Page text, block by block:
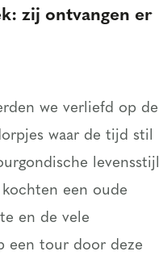
zij ontvangen er
we verliefd op de
waar de tijd stil
levensstijl
een oude
en de vele
een tour door deze